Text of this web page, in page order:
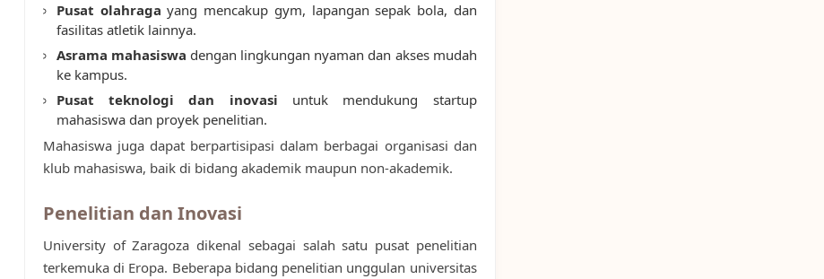
Pusat olahraga yang mencakup gym, lapangan sepak bola, dan
fasilitas atletik lainnya.
Asrama mahasiswa dengan lingkungan nyaman dan akses mudah
ke kampus.
Pusat teknologi dan inovasi untuk mendukung startup
mahasiswa dan proyek penelitian.
Mahasiswa juga dapat berpartisipasi dalam berbagai organisasi dan
klub mahasiswa, baik di bidang akademik maupun non-akademik.
Penelitian dan Inovasi
University of Zaragoza dikenal sebagai salah satu pusat penelitian
terkemuka di Eropa. Beberapa bidang penelitian unggulan universitas